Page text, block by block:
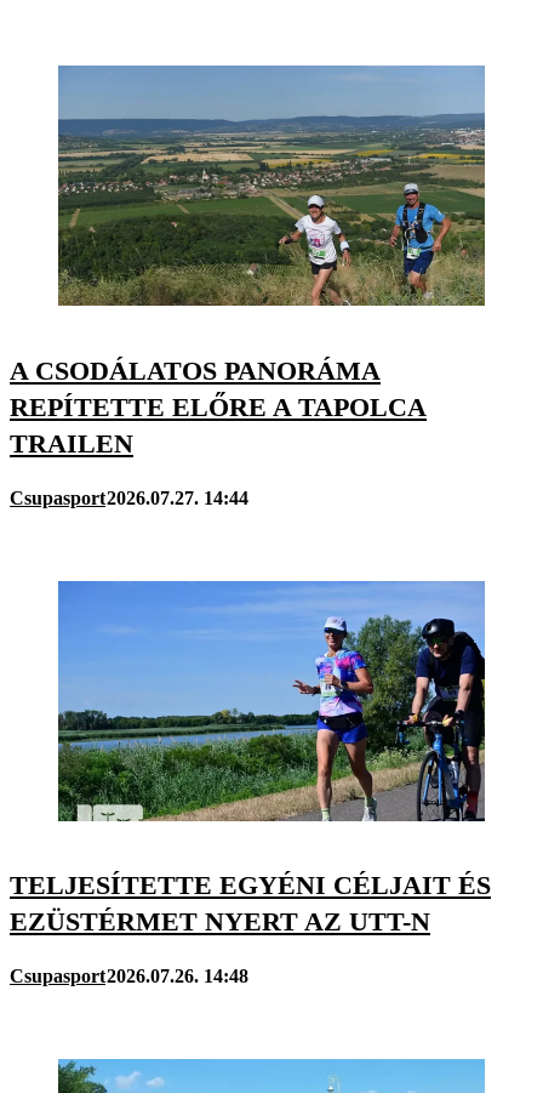
A CSODÁLATOS PANORÁMA
REPÍTETTE ELŐRE A TAPOLCA
TRAILEN
Csupasport2026.07.27. 14:44
TELJESÍTETTE EGYÉNI CÉLJAIT ÉS
EZÜSTÉRMET NYERT AZ UTT-N
Csupasport2026.07.26. 14:48